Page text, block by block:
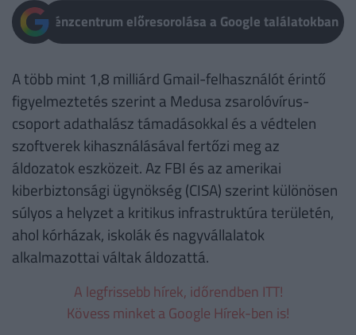
Pénzcentrum előresorolása a Google találatokban
A több mint 1,8 milliárd Gmail-felhasználót érintő
figyelmeztetés szerint a Medusa zsarolóvírus-
csoport adathalász támadásokkal és a védtelen
szoftverek kihasználásával fertőzi meg az
áldozatok eszközeit. Az FBI és az amerikai
kiberbiztonsági ügynökség (CISA) szerint különösen
súlyos a helyzet a kritikus infrastruktúra területén,
ahol kórházak, iskolák és nagyvállalatok
alkalmazottai váltak áldozattá.
A legfrissebb hírek, időrendben ITT!
Kövess minket a Google Hírek-ben is!